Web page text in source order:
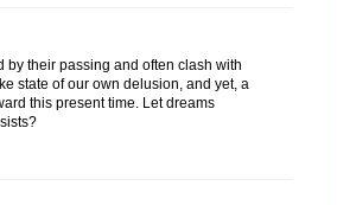
their passing and often clash with
state of our own delusion, and yet, a
this present time. Let dreams